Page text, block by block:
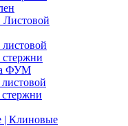
Листовой
ФУМ
| Клиновые